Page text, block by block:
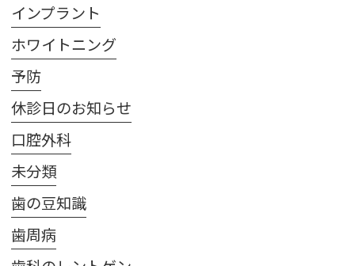
インプラント
ホワイトニング
予防
休診日のお知らせ
口腔外科
未分類
歯の豆知識
歯周病